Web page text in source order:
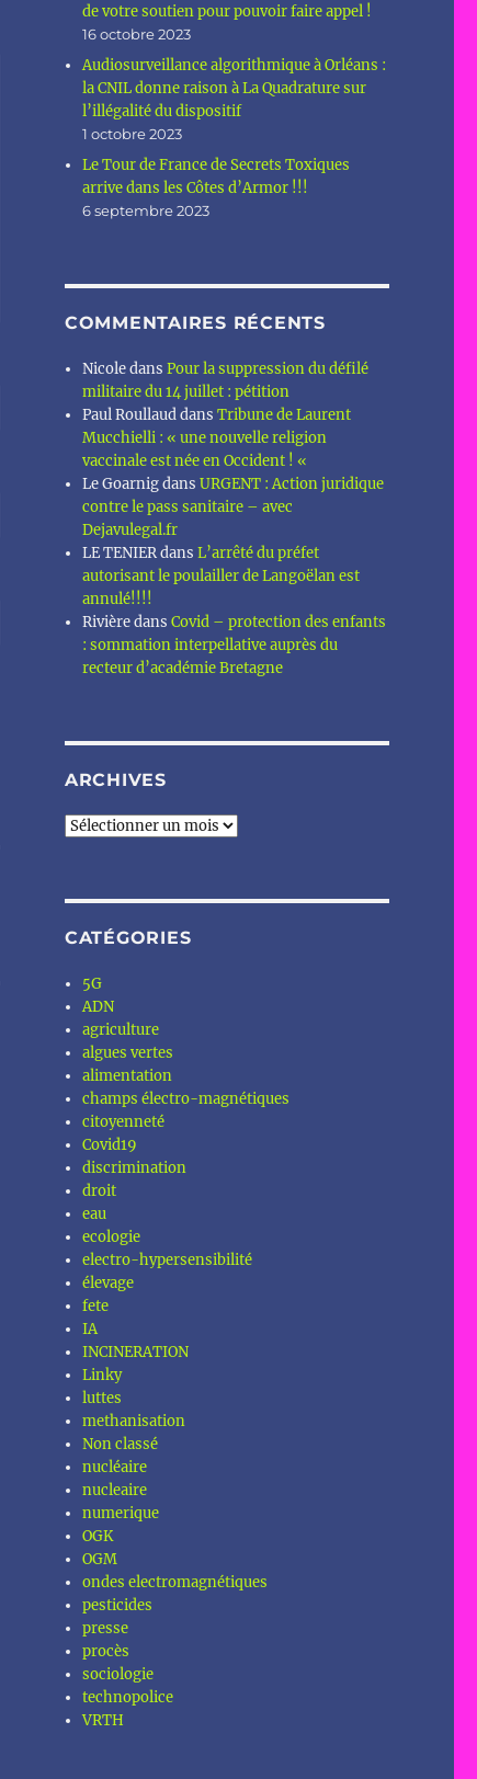
de votre soutien pour pouvoir faire appel !
16 octobre 2023
Audiosurveillance algorithmique à Orléans :
la CNIL donne raison à La Quadrature sur
l’illégalité du dispositif
1 octobre 2023
Le Tour de France de Secrets Toxiques
arrive dans les Côtes d’Armor !!!
6 septembre 2023
COMMENTAIRES RÉCENTS
NicoledansPour la suppression du défilé
militaire du 14 juillet : pétition
Paul RoullauddansTribune de Laurent
Mucchielli : « une nouvelle religion
vaccinale est née en Occident ! «
Le GoarnigdansURGENT : Action juridique
contre le pass sanitaire – avec
Dejavulegal.fr
LE TENIERdansL’arrêté du préfet
autorisant le poulailler de Langoëlan est
annulé!!!!
RivièredansCovid – protection des enfants
: sommation interpellative auprès du
recteur d’académie Bretagne
ARCHIVES
Archives
CATÉGORIES
5G
ADN
agriculture
algues vertes
alimentation
champs électro-magnétiques
citoyenneté
Covid19
discrimination
droit
eau
ecologie
electro-hypersensibilité
élevage
fete
IA
INCINERATION
Linky
luttes
methanisation
Non classé
nucléaire
nucleaire
numerique
OGK
OGM
ondes electromagnétiques
pesticides
presse
procès
sociologie
technopolice
VRTH